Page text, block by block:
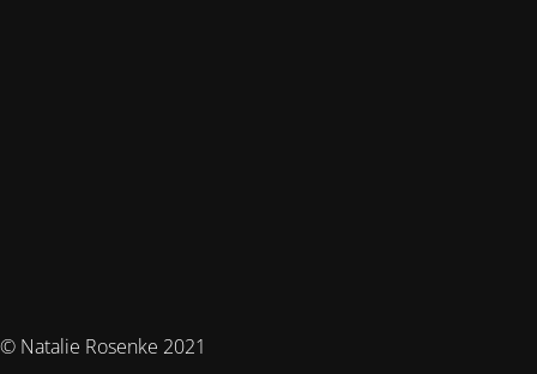
© Natalie Rosenke 2021